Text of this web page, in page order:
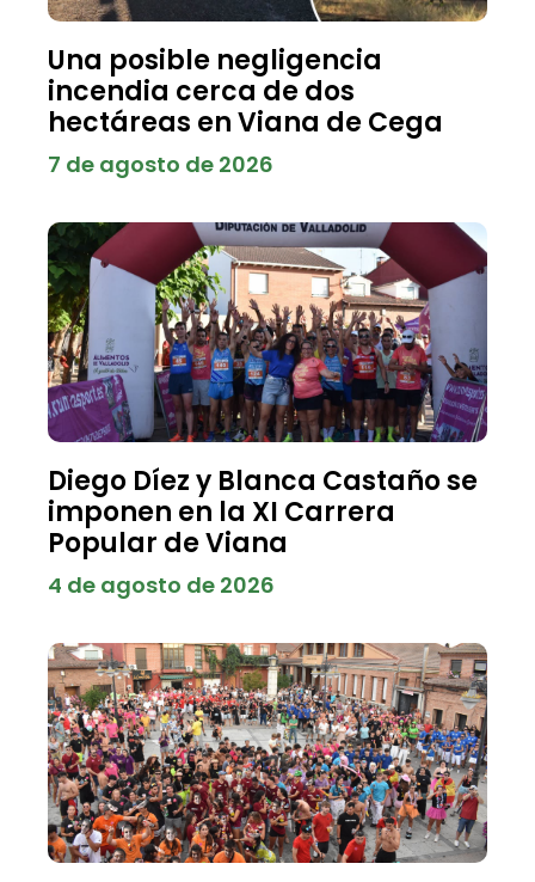
Una posible negligencia
incendia cerca de dos
hectáreas en Viana de Cega
7 de agosto de 2026
Diego Díez y Blanca Castaño se
imponen en la XI Carrera
Popular de Viana
4 de agosto de 2026